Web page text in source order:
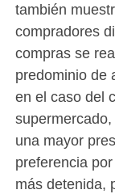
también
compradores
compras se
predominio de
en el caso del
una mayor
preferencia
más detenida,